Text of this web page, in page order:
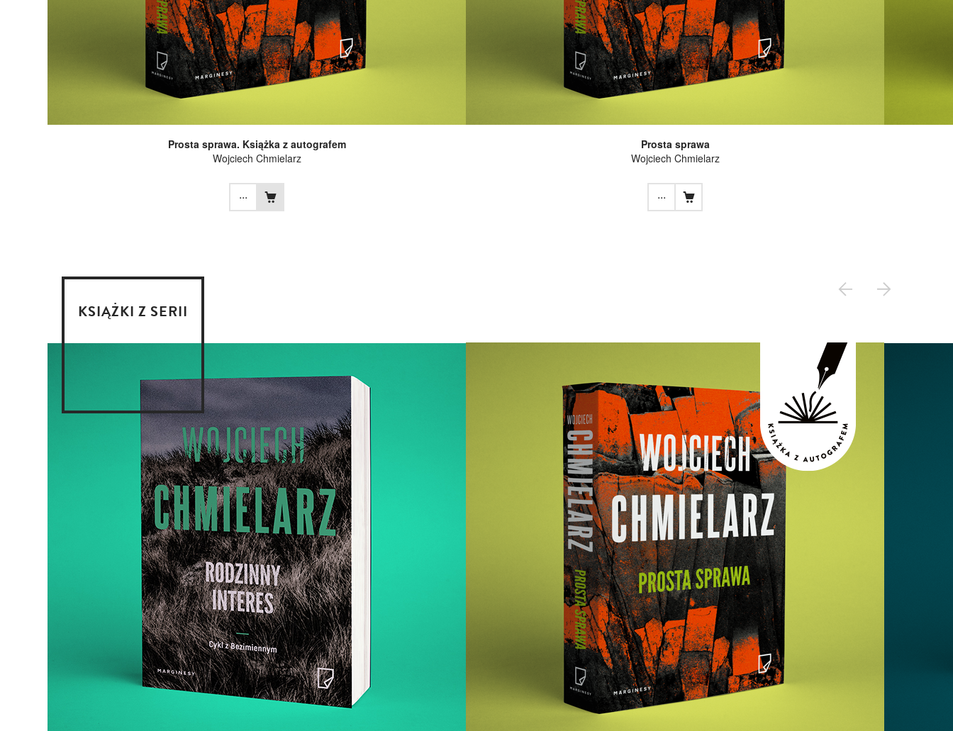
Prosta sprawa. Książka z autografem
Wojciech Chmielarz
...
Prosta sprawa
Wojciech Chmielarz
...
KSIĄŻKI Z SERII